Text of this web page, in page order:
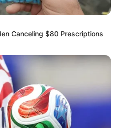
Canceling $80 Prescriptions